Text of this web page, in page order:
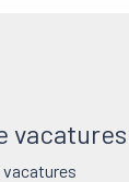
vacatures